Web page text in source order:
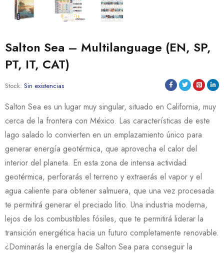
Salton Sea – Multilanguage (EN, SP,
PT, IT, CAT)
Stock: Sin existencias
Salton Sea es un lugar muy singular, situado en California, muy
cerca de la frontera con México. Las características de este
lago salado lo convierten en un emplazamiento único para
generar energía geotérmica, que aprovecha el calor del
interior del planeta. En esta zona de intensa actividad
geotérmica, perforarás el terreno y extraerás el vapor y el
agua caliente para obtener salmuera, que una vez procesada
te permitirá generar el preciado litio. Una industria moderna,
lejos de los combustibles fósiles, que te permitirá liderar la
transición energética hacia un futuro completamente renovable.
¿Dominarás la energía de Salton Sea para conseguir la